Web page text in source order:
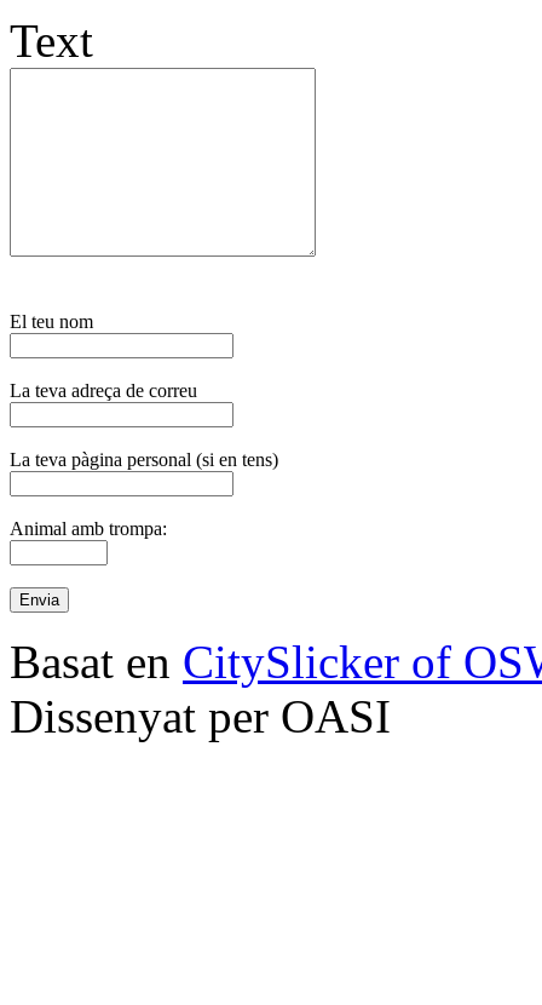
Text
El teu nom
La teva adreça de correu
La teva pàgina personal (si en tens)
Animal amb trompa:
Basat en CitySlicker of
Dissenyat per OASI